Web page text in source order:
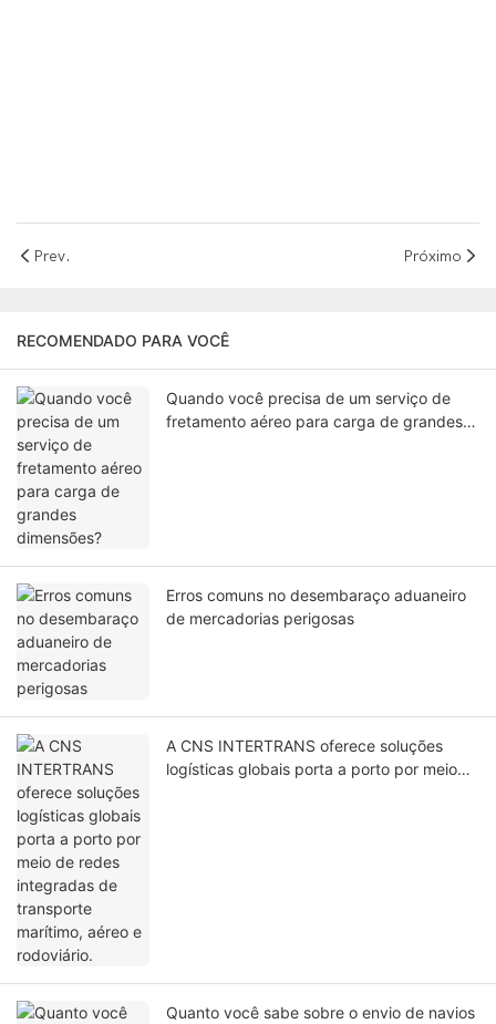
Prev. Próximo
RECOMENDADO PARA VOCÊ
Quando você precisa de um serviço de
fretamento aéreo para carga de grandes
Erros comuns no desembaraço aduaneiro
de mercadorias perigosas
A CNS INTERTRANS oferece soluções
logísticas globais porta a porto por meio
Quanto você sabe sobre o envio de navios